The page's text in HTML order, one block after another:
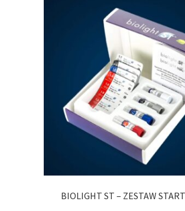
BIOLIGHT ST – ZESTAW